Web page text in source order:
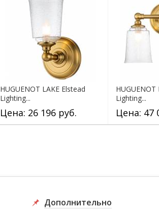
HUGUENOT LAKE Elstead
Lighting...
Цена: 26 196 руб.
HUGUENOT
Lighting...
Цена: 47
Дополнительно